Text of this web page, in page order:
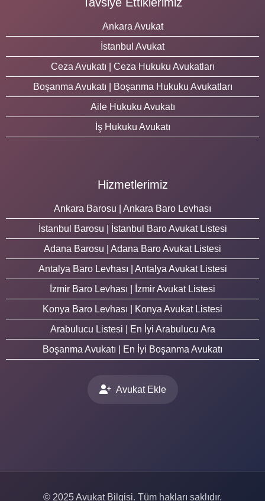
Ankara Avukat
İstanbul Avukat
Ceza Avukatı | Ceza Hukuku Avukatları
Boşanma Avukatı | Boşanma Hukuku Avukatları
Aile Hukuku Avukatı
İş Hukuku Avukatı
Hizmetlerimiz
Ankara Barosu | Ankara Baro Levhası
İstanbul Barosu | İstanbul Baro Avukat Listesi
Adana Barosu | Adana Baro Avukat Listesi
Antalya Baro Levhası | Antalya Avukat Listesi
İzmir Baro Levhası | İzmir Avukat Listesi
Konya Baro Levhası | Konya Avukat Listesi
Arabulucu Listesi | En İyi Arabulucu Ara
Boşanma Avukatı | En İyi Boşanma Avukatı
Avukat Ekle
© 2025 Avukat Bilgisi. Tüm hakları saklıdır.